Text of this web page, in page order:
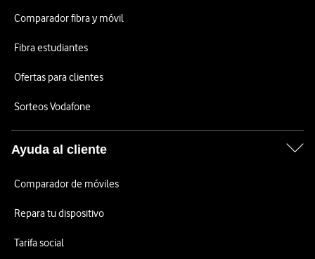
Comparador fibra y móvil
Fibra estudiantes
Ofertas para clientes
Sorteos Vodafone
Ayuda al cliente
Comparador de móviles
Repara tu dispositivo
Tarifa social